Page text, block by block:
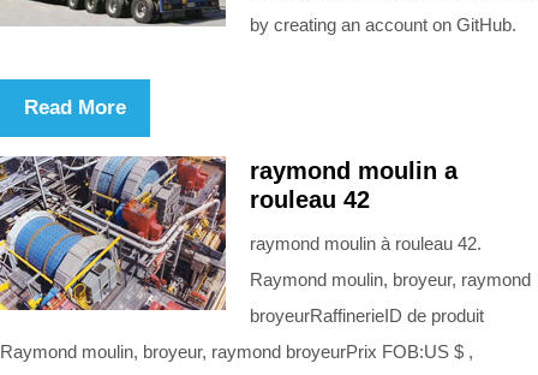
by creating an account on GitHub.
Read More
raymond moulin a
rouleau 42
raymond moulin à rouleau 42.
Raymond moulin, broyeur, raymond
broyeurRaffinerieID de produit
Raymond moulin, broyeur, raymond broyeurPrix FOB:US $ ,